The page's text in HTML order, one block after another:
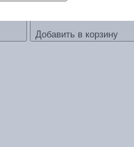
Добавить в корзину